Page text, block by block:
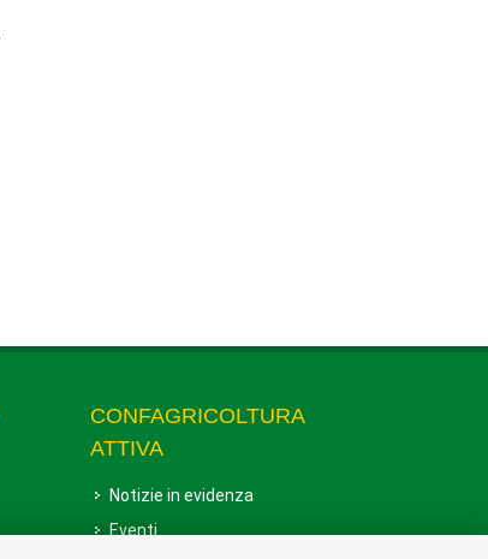
CONFAGRICOLTURA
ATTIVA
Notizie in evidenza
Eventi